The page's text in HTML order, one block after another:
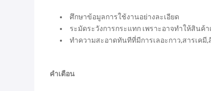
ศึกษาข้อมูลการใช้งานอย่างละเอียด
ระมัดระวังการกระแทก เพราะอาจทำให้สินค้า
ทำความสะอาดทันทีที่มีการเลอะกาว,สารเค
คำเตือน